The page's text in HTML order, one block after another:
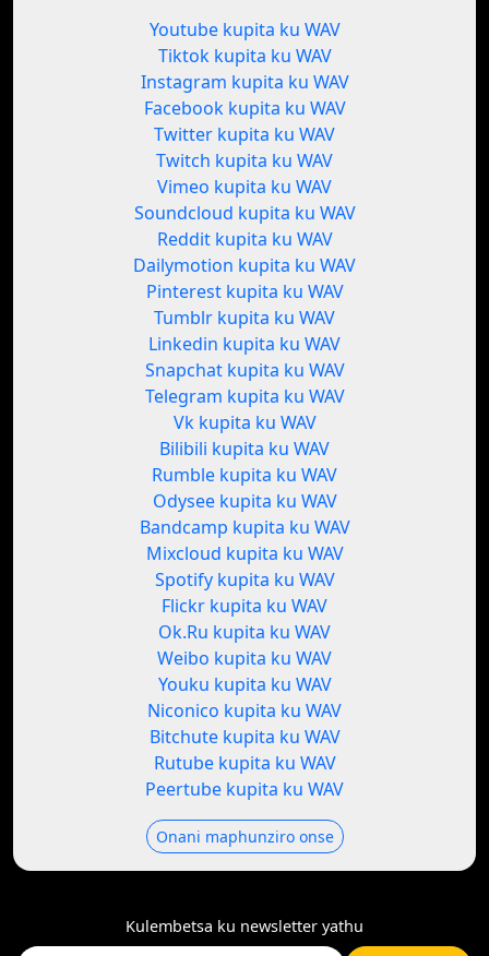
Youtube kupita ku WAV
Tiktok kupita ku WAV
Instagram kupita ku WAV
Facebook kupita ku WAV
Twitter kupita ku WAV
Twitch kupita ku WAV
Vimeo kupita ku WAV
Soundcloud kupita ku WAV
Reddit kupita ku WAV
Dailymotion kupita ku WAV
Pinterest kupita ku WAV
Tumblr kupita ku WAV
Linkedin kupita ku WAV
Snapchat kupita ku WAV
Telegram kupita ku WAV
Vk kupita ku WAV
Bilibili kupita ku WAV
Rumble kupita ku WAV
Odysee kupita ku WAV
Bandcamp kupita ku WAV
Mixcloud kupita ku WAV
Spotify kupita ku WAV
Flickr kupita ku WAV
Ok.Ru kupita ku WAV
Weibo kupita ku WAV
Youku kupita ku WAV
Niconico kupita ku WAV
Bitchute kupita ku WAV
Rutube kupita ku WAV
Peertube kupita ku WAV
Onani maphunziro onse
Kulembetsa ku newsletter yathu